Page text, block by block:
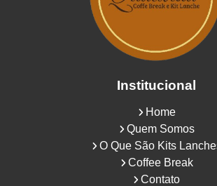
Institucional
Home
Quem Somos
O Que São Kits
Coffee Break
Contato